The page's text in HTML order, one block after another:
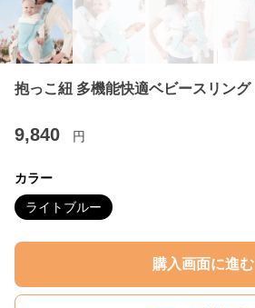
抱っこ紐 多機能快適ベビースリング
9,840 円
カラー
ライトブルー
購入画面に進む